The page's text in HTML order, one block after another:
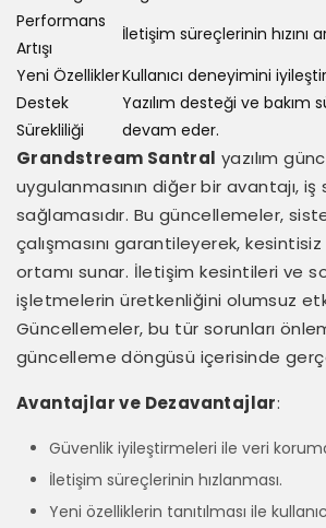
Performans
Artışı
İletişim süreçlerinin hızını
Yeni ÖzelliklerKullanıcı deneyimini
Destek
Sürekliliği
Yazılım desteği ve bakım
devam eder.
Grandstream Santral yazılım
uygulanmasının diğer bir avantajı, iş
sağlamasıdır. Bu güncellemeler,
çalışmasını garantileyerek,
ortamı sunar. İletişim kesintileri ve
işletmelerin üretkenliğini olumsuz
Güncellemeler, bu tür sorunları
güncelleme döngüsü içerisinde
Avantajlar ve Dezavantajlar:
Güvenlik iyileştirmeleri ile veri
İletişim süreçlerinin hızlanması.
Yeni özelliklerin tanıtılması ile